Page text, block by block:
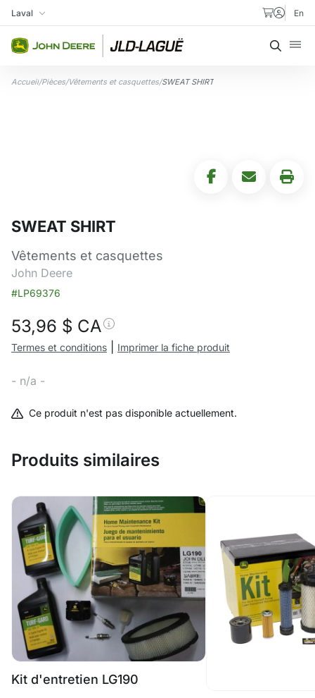
Aller au contenu
Ma succursale
Laval En
Accueil/Pièces/Vêtements et casquettes/SWEAT SHIRT
SWEAT SHIRT
Vêtements et casquettes
John Deere
#LP69376
53,96 $ CA
Termes et conditions Imprimer la fiche produit
- n/a -
Ce produit n'est pas disponible actuellement.
Produits similaires
Kit d'entretien LG190